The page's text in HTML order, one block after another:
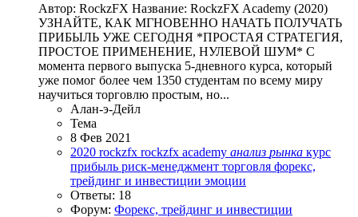
Автор: RockzFX Название: RockzFX Academy (2020)
УЗНАЙТЕ, КАК МГНОВЕННО НАЧАТЬ ПОЛУЧАТЬ
ПРИБЫЛЬ УЖЕ СЕГОДНЯ *ПРОСТАЯ СТРАТЕГИЯ,
ПРОСТОЕ ПРИМЕНЕНИЕ, НУЛЕВОЙ ШУМ* С
момента первого выпуска 5-дневного курса, который
уже помог более чем 1350 студентам по всему миру
научиться торговлю простым, но...
Алан-э-Дейл
Тема
8 Фев 2021
2020 rockzfx rockzfx academy анализ рынка курс
прибыль риск-менеджмент торговля форекс,
трейдинг и инвестиции эмоции
Ответы: 18
Форум: Форекс, трейдинг и инвестиции